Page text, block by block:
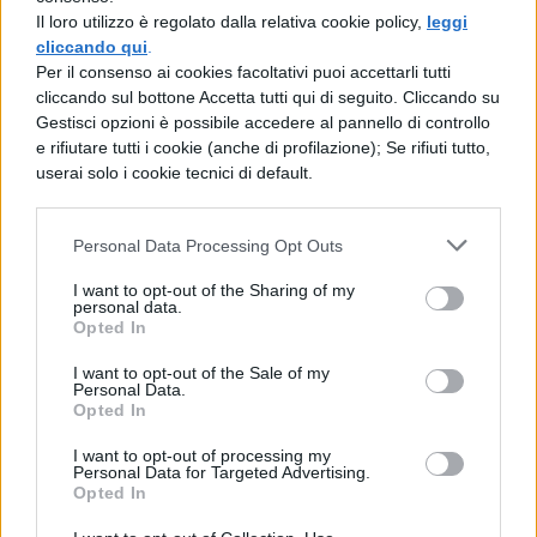
Il loro utilizzo è regolato dalla relativa cookie policy, leggi
cliccando qui
Per il consenso ai cookies facoltativi puoi accettarli tutti
cliccando sul bottone Accetta tutti qui di seguito. Cliccando su
Gestisci opzioni è possibile accedere al pannello di controllo
e rifiutare tutti i cookie (anche di profilazione); Se rifiuti tutto,
userai solo i cookie tecnici di default.
Personal Data Processing Opt Outs
I want to opt-out of the Sharing of my
personal data.
Opted In
I want to opt-out of the Sale of my
Personal Data.
Opted In
I want to opt-out of processing my
Personal Data for Targeted Advertising.
Opted In
rintracciare:
Tracce prima prova Maturità 2019
Tipologia A:in questo caso occorre
tenere in considerazione che per quel
l’autore proposto non è mai identico
sugli autori del Novecento, ma su testi
poco conosciuti, in modo da verificare
sia la preparazione dei maturandi che la
loroc apacità di relazionarsi con